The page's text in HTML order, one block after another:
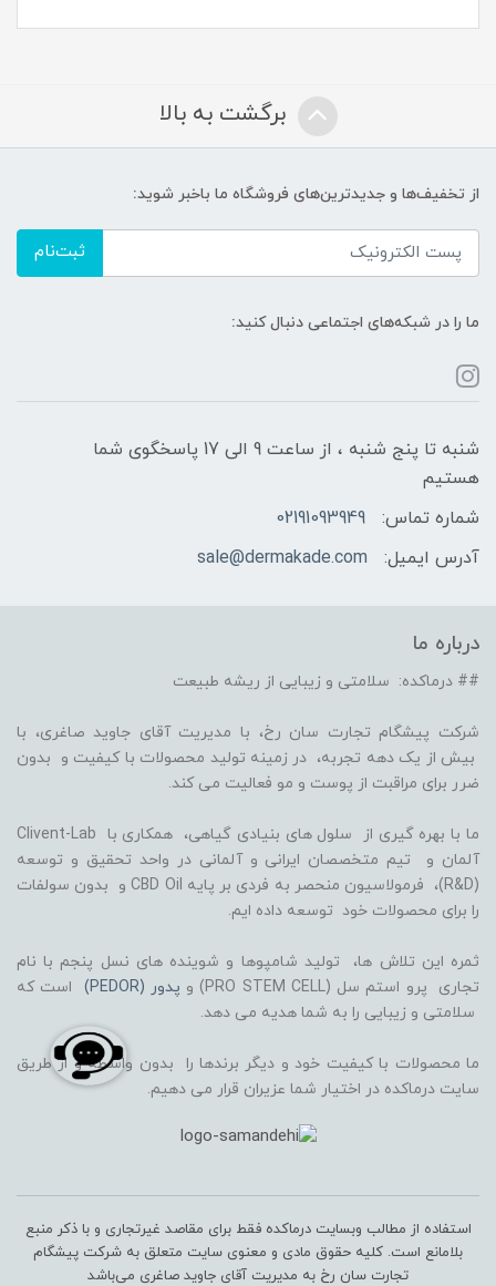
برگشت به بالا
از تخفیف‌ها و جدیدترین‌های فروشگاه ما باخبر شوید:
ثبت‌نام
ما را در شبکه‌های اجتماعی دنبال کنید:
شنبه تا پنج شنبه ، از ساعت 9 الی 17 پاسخگوی شما
هستیم
شماره تماس:
02191093949
آدرس ایمیل:
sale@dermakade.com
درباره ما
## درماکده: سلامتی و زیبایی از ریشه طبیعت
شرکت پیشگام تجارت سان رخ، با مدیریت آقای جاوید صاغری، با
بیش از یک دهه تجربه، در زمینه تولید محصولات با کیفیت و بدون
ضرر برای مراقبت از پوست و مو فعالیت می کند.
ما با بهره گیری از سلول های بنیادی گیاهی، همکاری با Clivent-Lab
آلمان و تیم متخصصان ایرانی و آلمانی در واحد تحقیق و توسعه
(R&D)، فرمولاسیون منحصر به فردی بر پایه CBD Oil و بدون سولفات
را برای محصولات خود توسعه داده ایم.
ثمره این تلاش ها، تولید شامپوها و شوینده های نسل پنجم با نام
تجاری پرو استم سل (PRO STEM CELL) و
پدور (PEDOR)
است که
سلامتی و زیبایی را به شما هدیه می دهد.
ما محصولات با کیفیت خود و دیگر برندها را بدون واسطه و از طریق
سایت درماکده در اختیار شما عزیران قرار می دهیم.
استفاده از مطالب وبسایت درماکده فقط برای مقاصد غیرتجاری و با ذکر منبع
بلامانع است. کلیه حقوق مادی و معنوی سایت متعلق به شرکت پیشگام
تجارت سان رخ به مدیریت آقای جاوید صاغری می‌باشد